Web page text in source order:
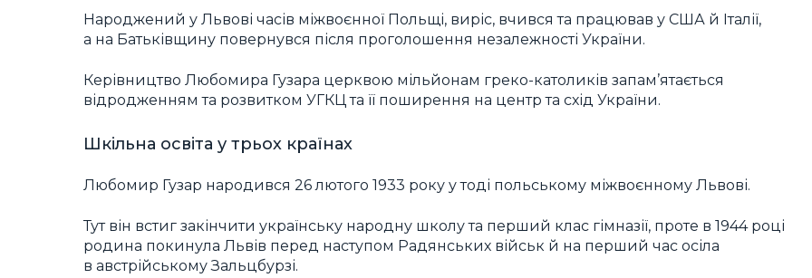
Народжений у Львові часів міжвоєнної Польщі, виріс, вчився та працював у США й Італії,
а на Батьківщину повернувся після проголошення незалежності України.
Керівництво Любомира Гузара церквою мільйонам греко-католиків запам’ятається
відродженням та розвитком УГКЦ та її поширення на центр та схід України.
Шкільна освіта у трьох країнах
Любомир Гузар народився 26 лютого 1933 року у тоді польському міжвоєнному Львові.
Тут він встиг закінчити українську народну школу та перший клас гімназії, проте в 1944 році
родина покинула Львів перед наступом Радянських військ й на перший час осіла
в австрійському Зальцбурзі.